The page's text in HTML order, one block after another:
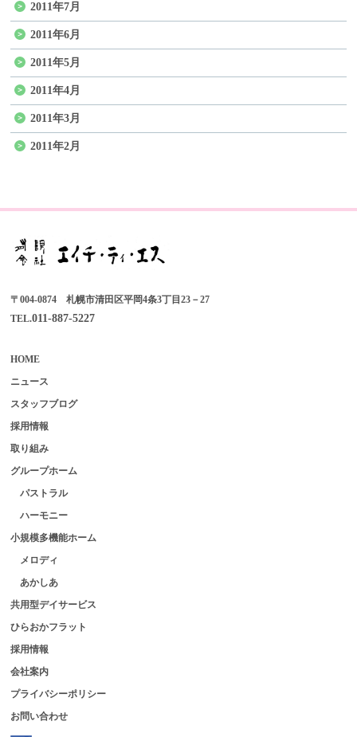
2011年7月
2011年6月
2011年5月
2011年4月
2011年3月
2011年2月
〒004-0874 札幌市清田区平岡4条3丁目23－27
TEL.011-887-5227
HOME
ニュース
スタッフブログ
採用情報
取り組み
グループホーム
パストラル
ハーモニー
小規模多機能ホーム
メロディ
あかしあ
共用型デイサービス
ひらおかフラット
採用情報
会社案内
プライバシーポリシー
お問い合わせ